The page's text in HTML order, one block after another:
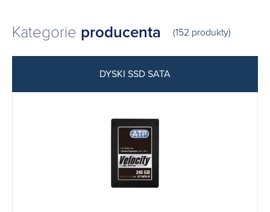
Kategorie producenta (152 produkty)
DYSKI SSD SATA